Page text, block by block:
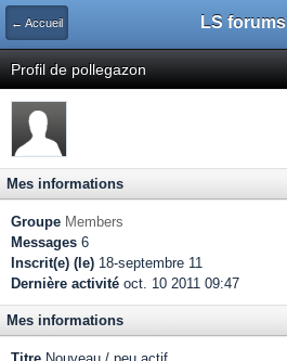
← Accueil LS forums
Profil de pollegazon
Mes informations
Groupe Members
Messages 6
Inscrit(e) (le) 18-septembre 11
Dernière activité oct. 10 2011 09:47
Mes informations